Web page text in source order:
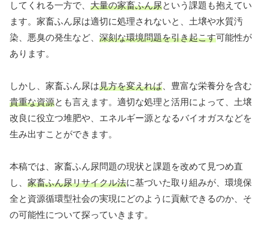
してくれる一方で、 大量の家畜ふん尿という課題も抱えてい
ます。家畜ふん尿は適切に処理されないと、土壌や水質汚
染、悪臭の発生など、 深刻な環境問題を引き起こす可能性が
あります。
しかし、家畜ふん尿は見方を変えれば、豊富な栄養分を含む
貴重な資源とも言えます。適切な処理と活用によって、土壌
改良に役立つ堆肥や、エネルギー源となるバイオガスなどを
生み出すことができます。
本稿では、家畜ふん尿問題の現状と課題を改めて見つめ直
し、 家畜ふん尿リサイクル法に基づいた取り組みが、環境保
全と資源循環型社会の実現にどのように貢献できるのか、そ
の可能性について探っていきます。